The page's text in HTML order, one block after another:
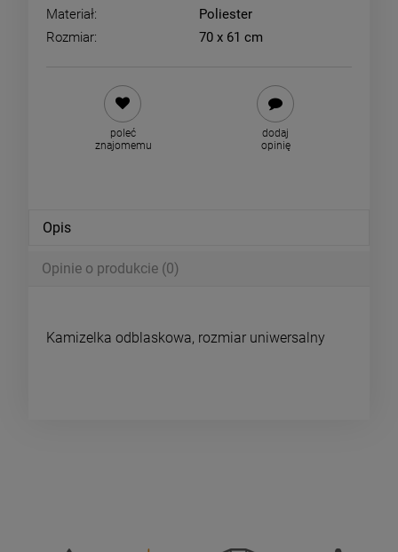
Materiał:
Poliester
Rozmiar:
70 x 61 cm
poleć
znajomemu
dodaj
opinię
Opis
Opinie o produkcie (0)
Kamizelka odblaskowa, rozmiar uniwersalny